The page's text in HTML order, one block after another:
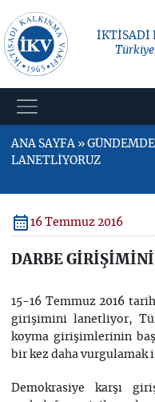
İKTİSADİ
ANA SAYFA »
LANETLİYORUZ
16 Temmuz 2016
DARBE
15-16 Temmuz 2016
girişimini lanetliyor,
koyma girişimlerinin
bir kez daha vurgulamak
Demokrasiye karşı